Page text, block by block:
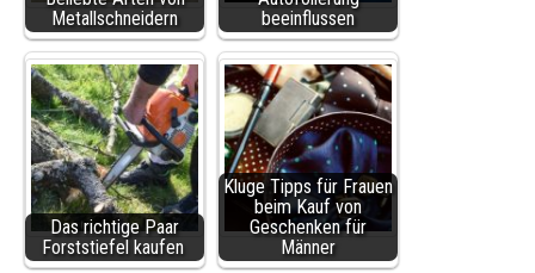
Metallschneidern
beeinflussen
Das richtige Paar
Forststiefel kaufen
Kluge Tipps für Frauen
beim Kauf von
Geschenken für
Männer